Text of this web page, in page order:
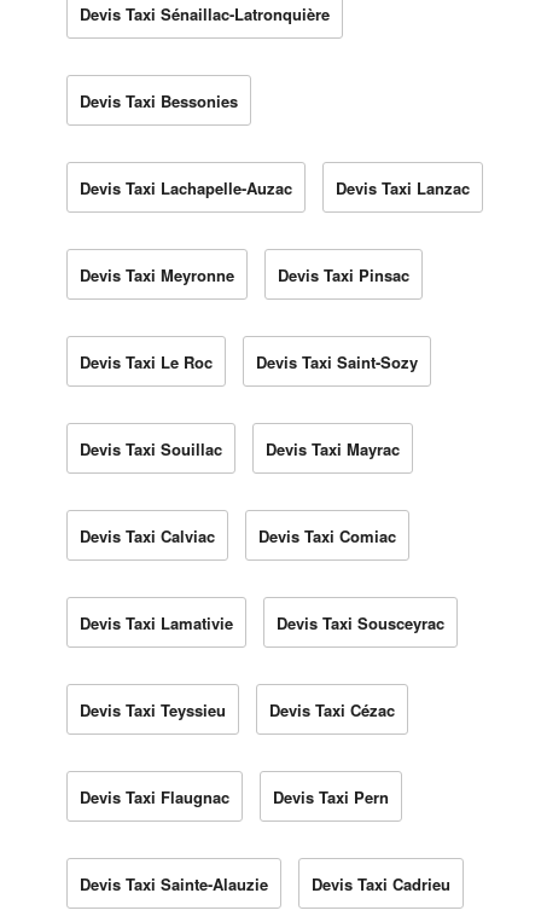
Devis Taxi Sénaillac-Latronquière
Devis Taxi Bessonies
Devis Taxi Lachapelle-Auzac Devis Taxi Lanzac
Devis Taxi Meyronne Devis Taxi Pinsac
Devis Taxi Le Roc Devis Taxi Saint-Sozy
Devis Taxi Souillac Devis Taxi Mayrac
Devis Taxi Calviac Devis Taxi Comiac
Devis Taxi Lamativie Devis Taxi Sousceyrac
Devis Taxi Teyssieu Devis Taxi Cézac
Devis Taxi Flaugnac Devis Taxi Pern
Devis Taxi Sainte-Alauzie Devis Taxi Cadrieu